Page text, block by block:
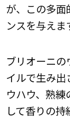
が、この多
ンスを与えま
ブリオーニ
イルで生み出
ウハウ、熟
して香りの